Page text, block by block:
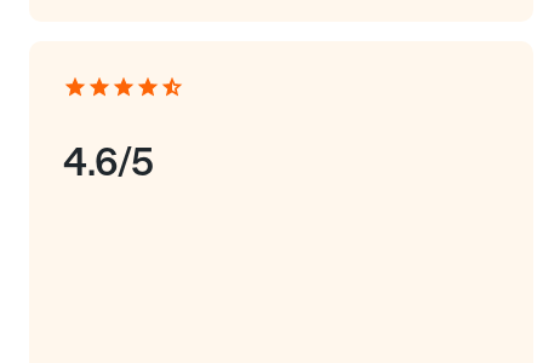
4.6/5